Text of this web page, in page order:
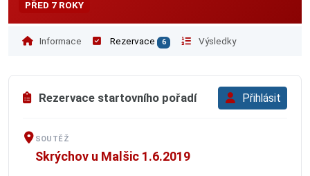
PŘED 7 ROKY
Informace Rezervace 6 Výsledky
Rezervace startovního pořadí Přihlásit
SOUTĚŽ
Skrýchov u Malšic 1.6.2019